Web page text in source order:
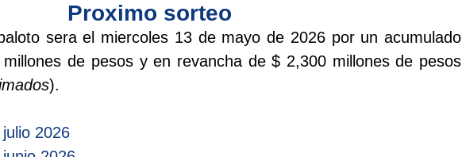
Proximo sorteo
sera el miercoles 13 de mayo de 2026 por un acumulado
de pesos y en revancha de $ 2,300 millones de pesos
).
2026